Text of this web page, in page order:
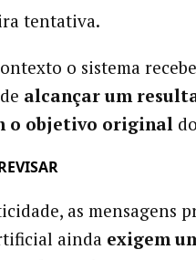
tentativa.
o sistema
alcançar um
o objetivo original
as mensagens
ainda exigem